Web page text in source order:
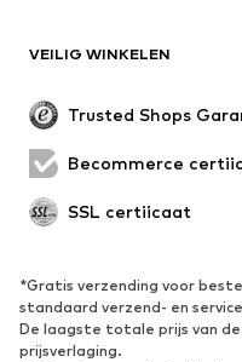
Evenementen
SCHOENEN
Sneakers
Pumps & hakken
Sandalen
VEILIG WINKELEN
Trusted Shops
Becommerce
SSL certificaat
*Gratis verzending voor
standaard verzend- en
De laagste totale prijs van
prijsverlaging.